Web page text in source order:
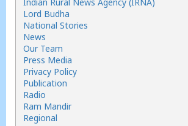
Lord Budha
National Stories
News
Our Team
Press Media
Privacy Policy
Publication
Radio
Ram Mandir
Regional